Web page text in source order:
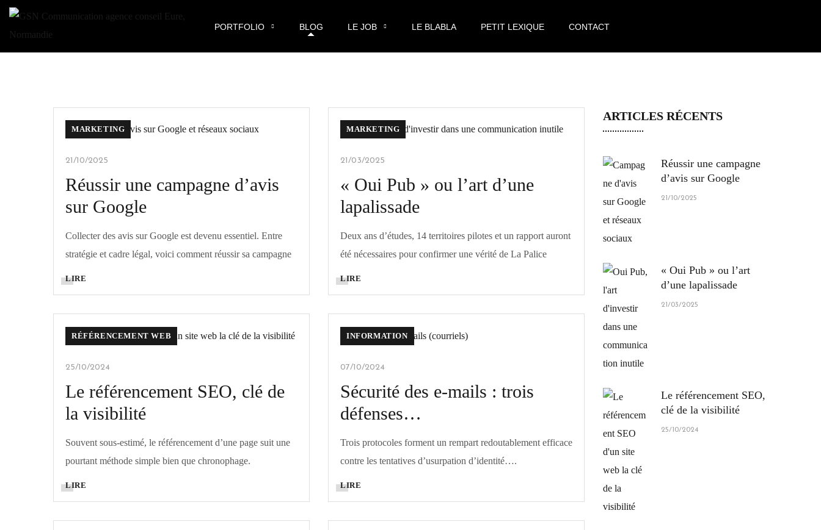
PORTFOLIO BLOG LE JOB LE BLABLA PETIT LEXIQUE CONTACT
MARKETING
21/10/2025
Réussir une campagne d’avis
sur Google
Collecter des avis sur Google est devenu essentiel. Entre
stratégie et cadre légal, voici comment réussir sa campagne
LIRE
MARKETING
21/03/2025
« Oui Pub » ou l’art d’une
lapalissade
Deux ans d’études, 14 territoires pilotes et un rapport auront
été nécessaires pour confirmer une vérité de La Palice
LIRE
RÉFÉRENCEMENT WEB
25/10/2024
Le référencement SEO, clé de
la visibilité
Souvent sous-estimé, le référencement d’une page suit une
pourtant méthode simple bien que chronophage.
LIRE
INFORMATION
07/10/2024
Sécurité des e-mails : trois
défenses…
Trois protocoles forment un rempart redoutablement efficace
contre les tentatives d’usurpation d’identité….
LIRE
ARTICLES RÉCENTS
Réussir une campagne
d’avis sur Google
21/10/2025
« Oui Pub » ou l’art
d’une lapalissade
21/03/2025
Le référencement SEO,
clé de la visibilité
25/10/2024